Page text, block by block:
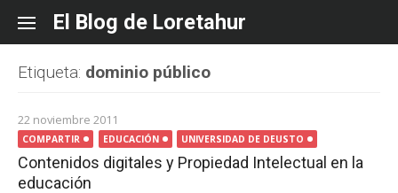
content
El Blog de Loretahur
Etiqueta: dominio público
22 noviembre 2011
COMPARTIR EDUCACIÓN UNIVERSIDAD DE DEUSTO
Contenidos digitales y Propiedad Intelectual en la
educación